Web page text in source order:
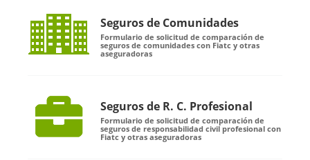
Seguros de Comunidades
Formulario de solicitud de comparación de
seguros de comunidades con Fiatc y otras
aseguradoras
Seguros de R. C. Profesional
Formulario de solicitud de comparación de
seguros de responsabilidad civil profesional con
Fiatc y otras aseguradoras